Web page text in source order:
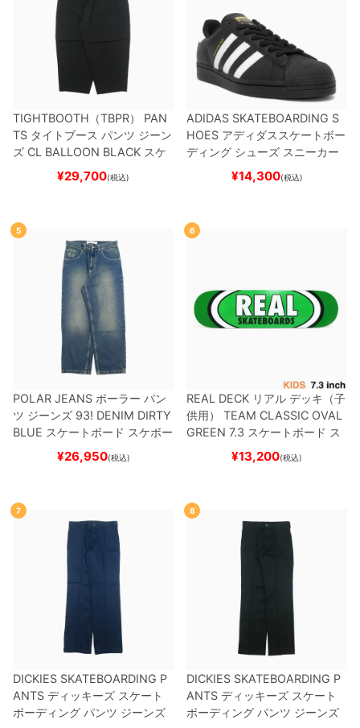
TIGHTBOOTH（TBPR） PAN
TS タイトブース パンツ ジーン
ズ CL BALLOON BLACK スケ
ートボード スケボー
¥29,700(税込)
ADIDAS SKATEBOARDING S
HOES アディダススケートボー
ディング シューズ スニーカー
スーパースターSUPERSTAR A
BLACK/WHITE/WHITE
ー
¥14,300(税込)
5
POLAR JEANS ポーラー パン
ツ ジーンズ 93! DENIM DIRTY
BLUE スケートボード スケボー
¥26,950(税込)
6
REAL DECK リアル デッキ（子
供用）
TEAM CLASSIC OVAL
GREEN 7.3 スケートボード ス
¥13,200(税込)
7
DICKIES SKATEBOARDING P
ANTS ディッキーズ スケート
ボーディング パンツ ジーンズ
8
DICKIES SKATEBOARDING P
ANTS ディッキーズ スケート
ボーディング パンツ ジーンズ